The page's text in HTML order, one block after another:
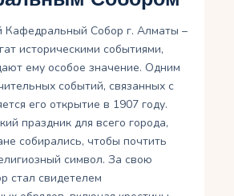
Кафедральный Собор г. Алматы –
историческими событиями,
ему особое значение. Одним
событий, связанных с
его открытие в 1907 году.
праздник для всего города,
собирались, чтобы почтить
символ. За свою
стал свидетелем